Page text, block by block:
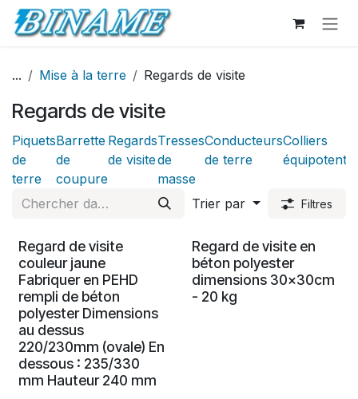
Se rendre au contenu
... Mise à la terre Regards de visite
Regards de visite
Piquets
de
terre
Barrette
de
coupure
Regards
de visite
Tresses
de
masse
Conducteurs
de terre
Colliers
Trier par Filtres
Regard de visite
couleur jaune
Fabriquer en PEHD
rempli de béton
polyester Dimensions
au dessus
220/230mm (ovale) En
dessous : 235/330
mm Hauteur 240 mm
Regard de visite en
béton polyester
dimensions 30x30cm
- 20 kg